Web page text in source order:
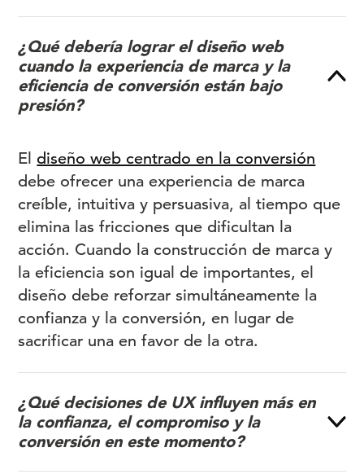
¿Qué debería lograr el diseño web
cuando la experiencia de marca y la
eficiencia de conversión están bajo
presión?
El diseño web centrado en la conversión
debe ofrecer una experiencia de marca
creíble, intuitiva y persuasiva, al tiempo que
elimina las fricciones que dificultan la
acción. Cuando la construcción de marca y
la eficiencia son igual de importantes, el
diseño debe reforzar simultáneamente la
confianza y la conversión, en lugar de
sacrificar una en favor de la otra.
¿Qué decisiones de UX influyen más en
la confianza, el compromiso y la
conversión en este momento?